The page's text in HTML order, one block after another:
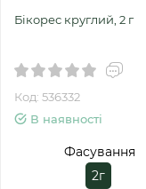
Бікорес круглий, 2 г
Код: 536332
В наявності
Фасування
2г